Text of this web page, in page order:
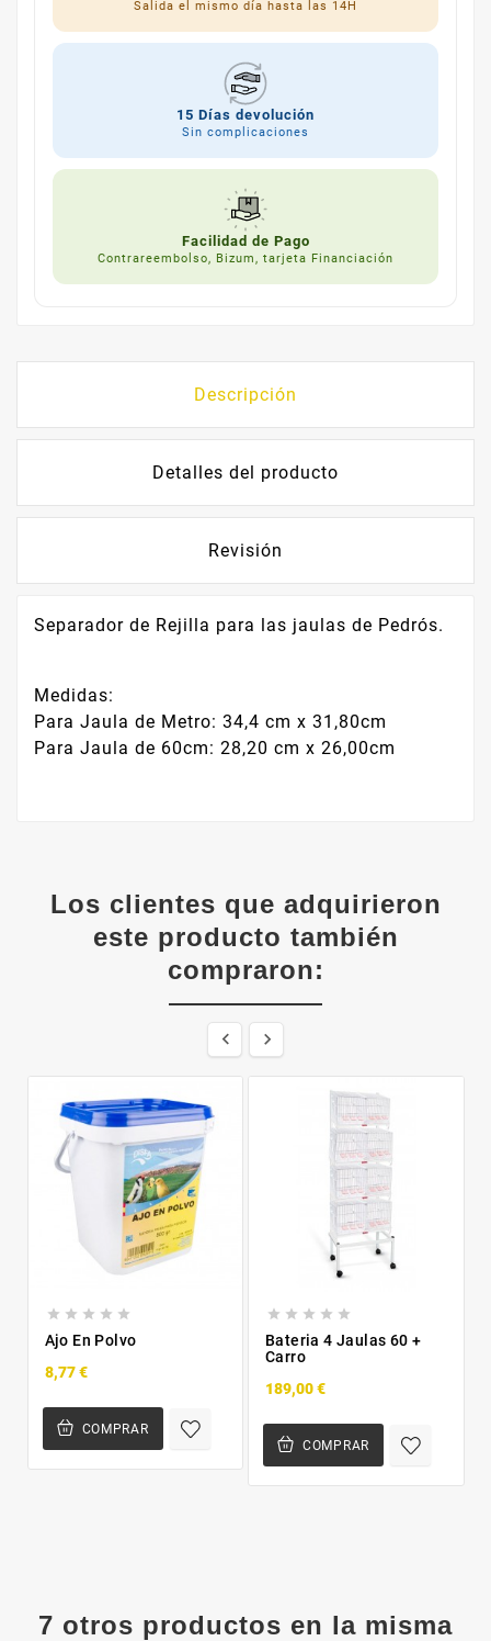
Salida el mismo día hasta las 14H
15 Días devolución
Sin complicaciones
Facilidad de Pago
Contrareembolso, Bizum, tarjeta Financiación
Descripción
Detalles del producto
Revisión
Separador de Rejilla para las jaulas de Pedrós.
Medidas:
Para Jaula de Metro: 34,4 cm x 31,80cm
Para Jaula de 60cm: 28,20 cm x 26,00cm
Los clientes que adquirieron
este producto también
compraron:
 
    
Ajo En Polvo
8,77 €
COMPRAR
    
Bateria 4 Jaulas 60 +
Carro
189,00 €
COMPRAR
7 otros productos en la misma